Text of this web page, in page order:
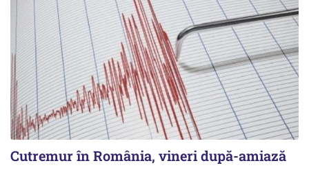
Cutremur în România, vineri după-amiază